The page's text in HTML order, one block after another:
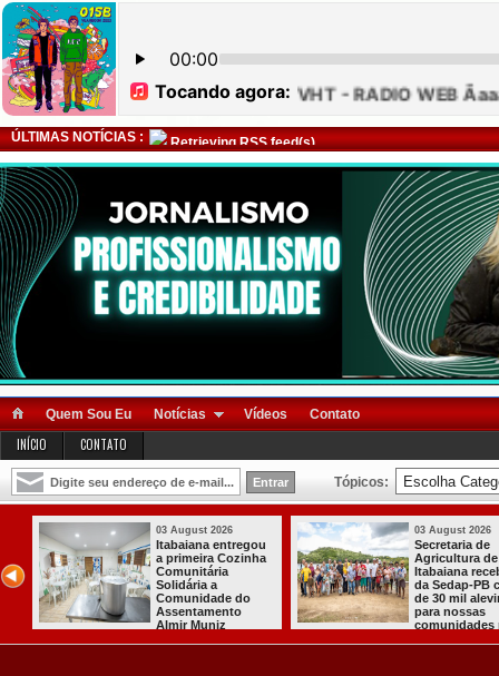
ÚLTIMAS NOTÍCIAS : Retrieving RSS feed(s)
Quem Sou Eu Notícias Vídeos Contato
INÍCIO CONTATO
Tópicos:
cerca
rurais
03 August 2026
Mulher em aparente
surto esfaqueia a
própria mãe em
João Pessoa
03
PT
para
quarto